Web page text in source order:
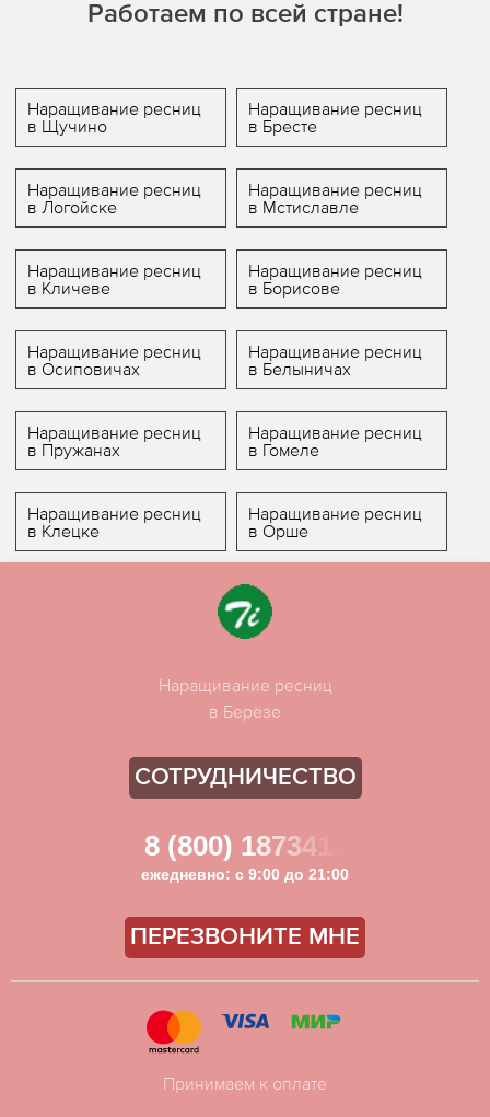
Работаем по всей стране!
Наращивание ресниц
в Щучино
Наращивание ресниц
в Бресте
Наращивание ресниц
в Логойске
Наращивание ресниц
в Мстиславле
Наращивание ресниц
в Кличеве
Наращивание ресниц
в Борисове
Наращивание ресниц
в Осиповичах
Наращивание ресниц
в Белыничах
Наращивание ресниц
в Пружанах
Наращивание ресниц
в Гомеле
Наращивание ресниц
в Клецке
Наращивание ресниц
в Орше
Наращивание ресниц
в Берёзе
СОТРУДНИЧЕСТВО
8 (800) 1873411
ежедневно: с 9:00 до 21:00
ПЕРЕЗВОНИТЕ МНЕ
Принимаем к оплате